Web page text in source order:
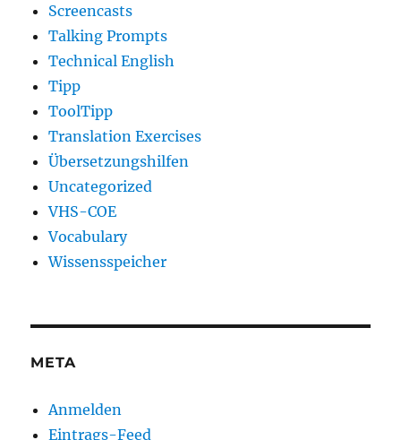
Screencasts
Talking Prompts
Technical English
Tipp
ToolTipp
Translation Exercises
Übersetzungshilfen
Uncategorized
VHS-COE
Vocabulary
Wissensspeicher
META
Anmelden
Eintrags-Feed